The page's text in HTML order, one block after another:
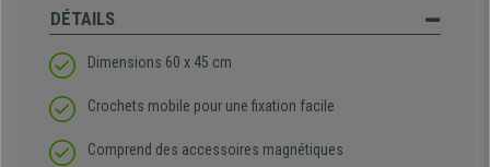
DÉTAILS
Dimensions 60 x 45 cm
Crochets mobile pour une fixation facile
Comprend des accessoires magnétiques